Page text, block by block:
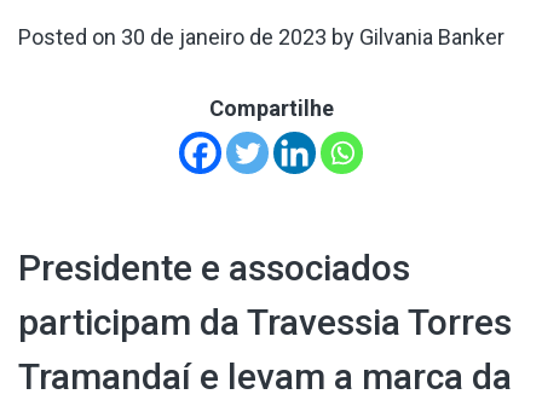
Posted on 30 de janeiro de 2023 by Gilvania Banker
Compartilhe
Presidente e associados
participam da Travessia Torres
Tramandaí e levam a marca da